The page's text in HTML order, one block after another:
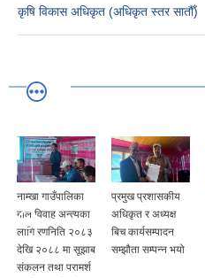
कृषि विकास अधिकृत (अधिकृत स्तर सातौँ)
नाम्खा गाउँपालिका
बाल विवाह अन्त्यका
लागि रणनिति २०८३
देखि २०८८ मा सूझाब
संकलन तथा परामर्श
प्रमुख प्रशासकीय
अधिकृत र अध्यक्ष
बिच कार्यसम्पादन
सम्झौता सम्पन्न भयो